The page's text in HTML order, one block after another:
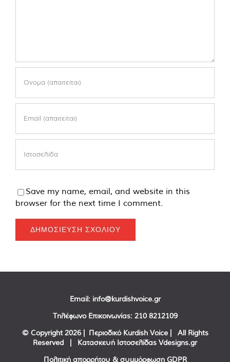
Save my name, email, and website in this
browser for the next time I comment.
Email: info@kurdishvoice.gr
Τηλέφωνο Επικοινωνίας: 210 8212109
© Copyright 2026 | Περιοδικό Kurdish Voice | All Rights
Reserved | Κατασκευή Ιστοσελίδας Vdesigns.gr
Πολιτική απορρήτου & συμμόρφωση GDPR